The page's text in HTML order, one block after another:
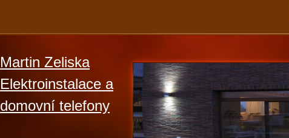
Martin Zeliska
Elektroinstalace a
domovní telefony